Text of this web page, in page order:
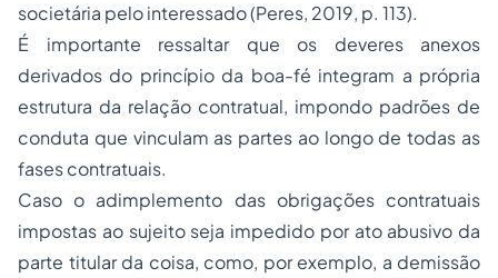
societária pelo interessado (Peres, 2019, p. 113).
É importante ressaltar que os deveres anexos
derivados do princípio da boa-fé integram a própria
estrutura da relação contratual, impondo padrões de
conduta que vinculam as partes ao longo de todas as
fases contratuais.
Caso o adimplemento das obrigações contratuais
impostas ao sujeito seja impedido por ato abusivo da
parte titular da coisa, como, por exemplo, a demissão